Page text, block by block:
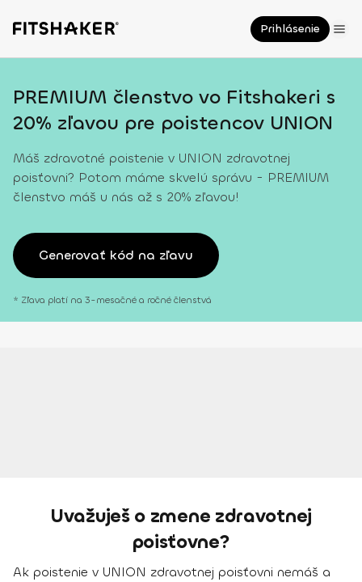
Prihlásenie
PREMIUM členstvo vo Fitshakeri s
20% zľavou pre poistencov UNION
Máš zdravotné poistenie v UNION zdravotnej
poisťovni? Potom máme skvelú správu - PREMIUM
členstvo máš u nás až s 20% zľavou!
Generovať kód na zľavu
* Zľava platí na 3-mesačné a ročné členstvá
Uvažuješ o zmene zdravotnej
poisťovne?
Ak poistenie v UNION zdravotnej poisťovni nemáš a